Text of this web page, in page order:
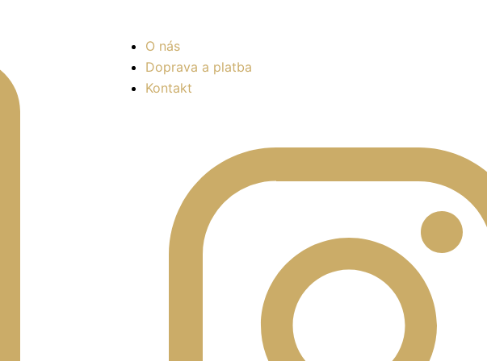
O nás
Doprava a platba
Kontakt